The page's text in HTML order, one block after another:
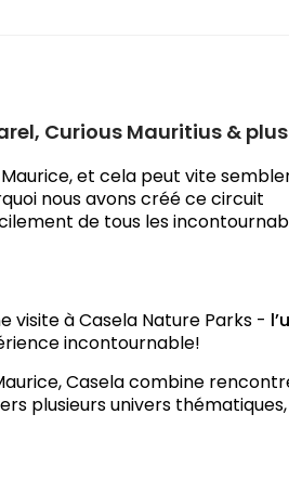
Curious Mauritius & plus
Maurice, et cela peut vite
nous avons créé ce circuit
de tous les
visite à Casela Nature Parks -
incontournable!
Casela combine
plusieurs univers